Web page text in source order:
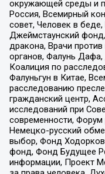
окружающей среды и
Россия, Всемирный
совет, Человек в
Джеймстаунский
дракона, Врачи против
органов, Фалунь Дафа,
Коалиция по
Фалуньгун в Китае,
расследованию
гражданский центр,
исследований при
современности,
Немецко-русский
выбор, Фонд
фонд, Фонд Будущее
информации, Проект